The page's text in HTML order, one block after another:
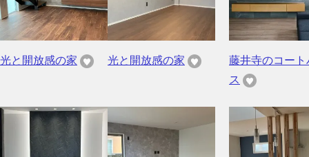
光と開放感の家 光と開放感の家
藤井寺のコート
ス